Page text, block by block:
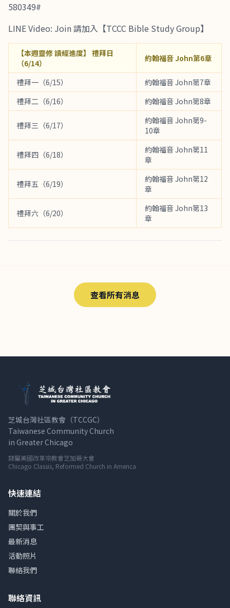
580349#
LINE Video: Join 請加入【TCCC Bible Study Group】
【本週靈修 讀經進度】 禮拜日
（6/14）
約翰福音 John第6章
禮拜一（6/15）
約翰福音 John第7章
禮拜二（6/16）
約翰福音 John第8章
禮拜三（6/17）
約翰福音 John第9-
10章
禮拜四（6/18）
約翰福音 John第11
章
禮拜五（6/19）
約翰福音 John第12
章
禮拜六（6/20）
約翰福音 John第13
章
查看所有消息
芝城台灣社區教會（TCCGC）
Taiwanese Community Church
in Greater Chicago
隸屬美國改革宗教會芝加哥大會
Chicago Classis, Reformed Church in America
快速連結
關於我們
團契與事工
最新消息
活動照片
聯絡我們
聯絡資訊